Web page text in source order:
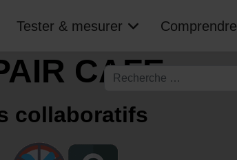
Tester & mesurer Comprendre
Rechercher
CAFE
collaboratifs